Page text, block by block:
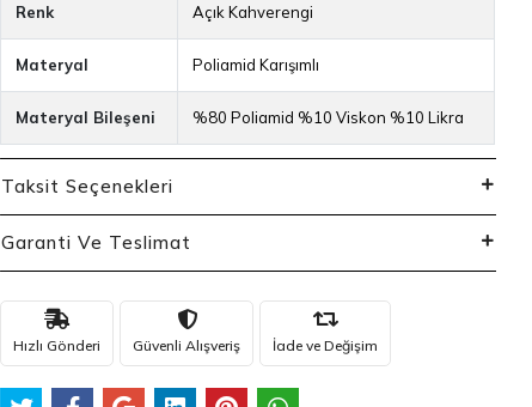
Renk Açık Kahverengi
Materyal Poliamid Karışımlı
Materyal Bileşeni %80 Poliamid %10 Viskon %10 Likra
Taksit Seçenekleri
Garanti Ve Teslimat
Hızlı Gönderi Güvenli Alışveriş İade ve Değişim